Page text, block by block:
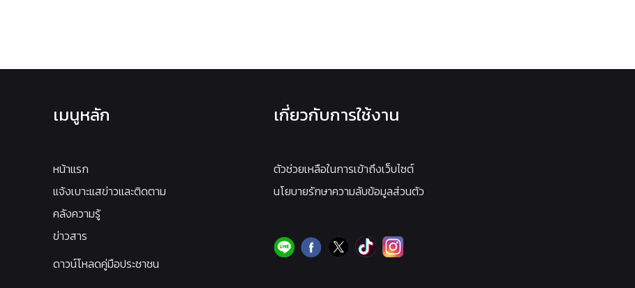
เมนูหลัก
หน้าแรก
แจ้งเบาะแสข่าวและติดตาม
คลังความรู้
ข่าวสาร
ดาวน์โหลดคู่มือประชาชน
เกี่ยวกับการใช้งาน
ตัวช่วยเหลือในการเข้าถึงเว็บไซต์
นโยบายรักษาความลับข้อมูลส่วนตัว